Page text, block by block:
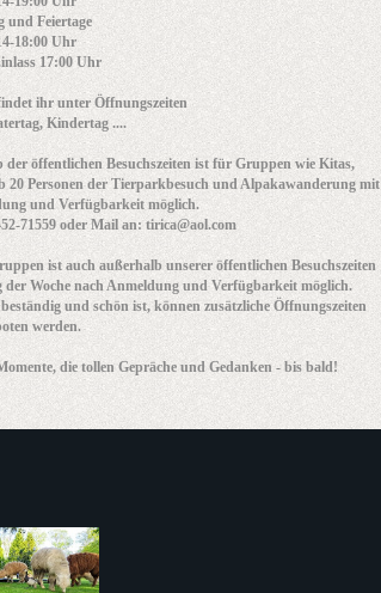
und Feiertage
18:00 Uhr
17:00 Uhr
ihr unter Öffnungszeiten
Kindertag ....
öffentlichen Besuchszeiten ist für Gruppen wie Kitas,
20 Personen der Tierparkbesuch und Alpakawanderung mit
und Verfügbarkeit möglich.
71559 oder Mail an: tirica@aol.com
ist auch außerhalb unserer öffentlichen Besuchszeiten
Woche nach Anmeldung und Verfügbarkeit möglich.
und schön ist, können zusätzliche Öffnungszeiten
werden.
die tollen Gepräche und Gedanken - bis bald!